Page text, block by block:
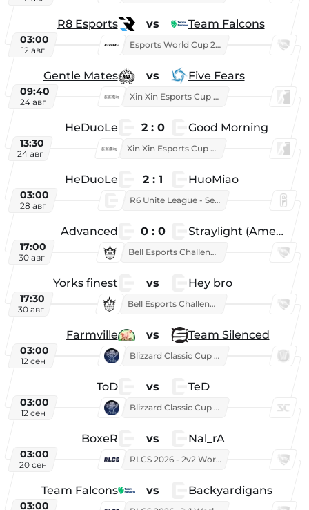
R8 Esports vs Team Falcons
03:00
12 авг
Esports World Cup 2026
Gentle Mates vs Five Fears
09:40
24 авг
Xin Xin Esports Cup 2025
HeDuoLe 2 : 0 Good Morning
13:30
24 авг
Xin Xin Esports Cup 2026
HeDuoLe 2 : 1 HuoMiao
03:00
28 авг
R6 Unite League - Season 1
Advanced 0 : 0 Straylight (American team)
17:00
30 авг
Bell Esports Challenge 2026
Yorks finest vs Hey bro
17:30
30 авг
Bell Esports Challenge 2026
Farmville vs Team Silenced
03:00
12 сен
Blizzard Classic Cup 2026
ToD vs TeD
03:00
12 сен
Blizzard Classic Cup 2026
BoxeR vs Nal_rA
03:00
20 сен
RLCS 2026 - 2v2 World Championship
Team Falcons vs Backyardigans
03:00